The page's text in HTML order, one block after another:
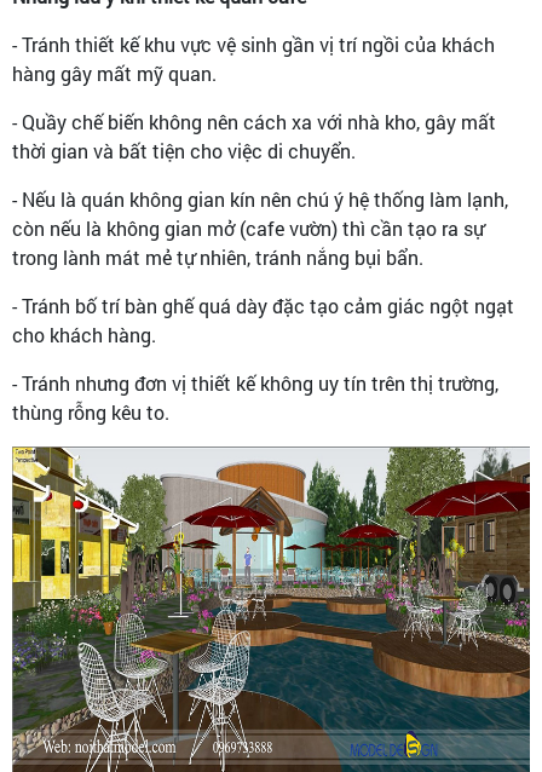
- Tránh thiết kế khu vực vệ sinh gần vị trí ngồi của khách
hàng gây mất mỹ quan.
- Quầy chế biến không nên cách xa với nhà kho, gây mất
thời gian và bất tiện cho việc di chuyển.
- Nếu là quán không gian kín nên chú ý hệ thống làm lạnh,
còn nếu là không gian mở (cafe vườn) thì cần tạo ra sự
trong lành mát mẻ tự nhiên, tránh nắng bụi bẩn.
- Tránh bố trí bàn ghế quá dày đặc tạo cảm giác ngột ngạt
cho khách hàng.
- Tránh nhưng đơn vị thiết kế không uy tín trên thị trường,
thùng rỗng kêu to.